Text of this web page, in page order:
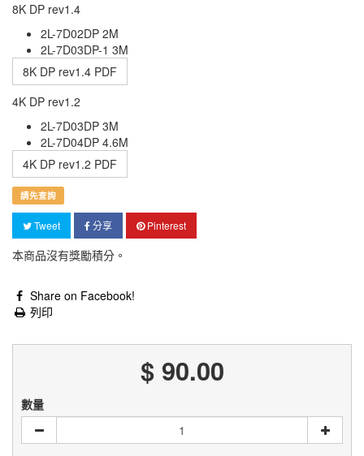
8K DP rev1.4
2L-7D02DP 2M
2L-7D03DP-1 3M
8K DP rev1.4 PDF
4K DP rev1.2
2L-7D03DP 3M
2L-7D04DP 4.6M
4K DP rev1.2 PDF
請先查詢
Tweet 分享 Pinterest
本商品沒有獎勵積分。
Share on Facebook!
列印
$ 90.00
數量